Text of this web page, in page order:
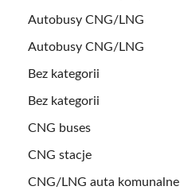
Autobusy CNG/LNG
Autobusy CNG/LNG
Bez kategorii
Bez kategorii
CNG buses
CNG stacje
CNG/LNG auta komunalne